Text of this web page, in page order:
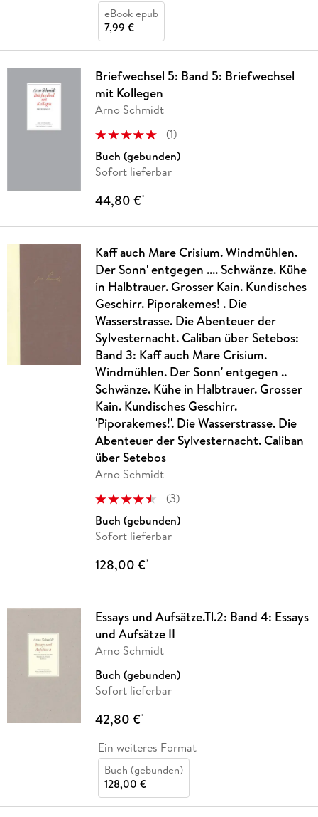
eBook epub
7,99 €
Briefwechsel 5: Band 5: Briefwechsel
mit Kollegen
Arno Schmidt
(1)
Buch (gebunden)
Sofort lieferbar
44,80 €*
Kaff auch Mare Crisium. Windmühlen.
Der Sonn' entgegen .... Schwänze. Kühe
in Halbtrauer. Grosser Kain. Kundisches
Geschirr. Piporakemes! . Die
Wasserstrasse. Die Abenteuer der
Sylvesternacht. Caliban über Setebos:
Band 3: Kaff auch Mare Crisium.
Windmühlen. Der Sonn' entgegen ..
Schwänze. Kühe in Halbtrauer. Grosser
Kain. Kundisches Geschirr.
'Piporakemes!'. Die Wasserstrasse. Die
Abenteuer der Sylvesternacht. Caliban
über Setebos
Arno Schmidt
(3)
Buch (gebunden)
Sofort lieferbar
128,00 €*
Essays und Aufsätze.Tl.2: Band 4: Essays
und Aufsätze II
Arno Schmidt
Buch (gebunden)
Sofort lieferbar
42,80 €*
Ein weiteres Format
Buch (gebunden)
128,00 €